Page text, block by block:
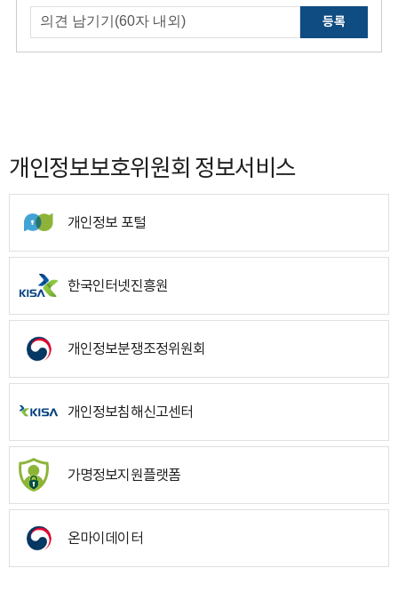
등록
개인정보보호위원회 정보서비스
개인정보 포털
한국인터넷진흥원
개인정보분쟁조정위원회
개인정보침해신고센터
가명정보지원플랫폼
온마이데이터